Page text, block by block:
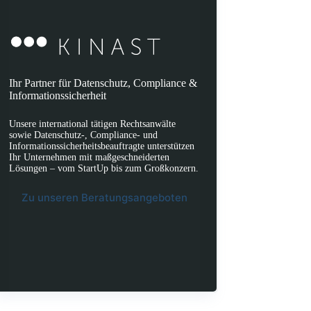
Ihr Partner für Datenschutz, Compliance &
Informationssicherheit
Unsere international tätigen Rechtsanwälte
sowie Datenschutz-, Compliance- und
Informationssicherheitsbeauftragte unterstützen
Ihr Unternehmen mit maßgeschneiderten
Lösungen – vom StartUp bis zum Großkonzern.
Zu unseren Beratungsangeboten